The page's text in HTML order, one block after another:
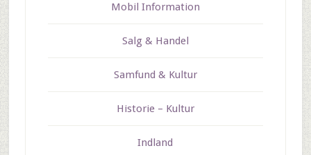
Mobil Information
Salg & Handel
Samfund & Kultur
Historie – Kultur
Indland